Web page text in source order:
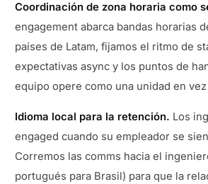
Coordinación de zona horaria como
engagement abarca bandas horarias
países de Latam, fijamos el ritmo de
expectativas async y los puntos de
equipo opere como una unidad en
Idioma local para la retención. Los
engaged cuando su empleador se
Corremos las comms hacia el
portugués para Brasil) para que la